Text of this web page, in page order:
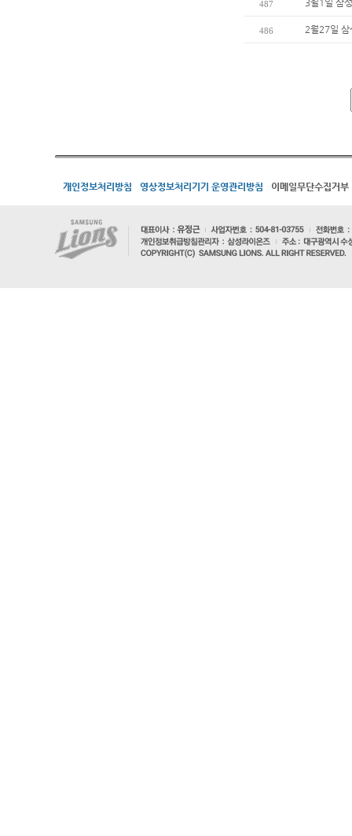
487 3월1일 삼
486 2월27일 삼
개인정보처리방침 영상정보처리기기 운영관리방침 이메일무단수집거부